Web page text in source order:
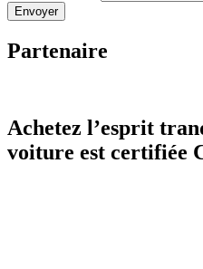
Partenaire
Achetez l’esprit
voiture est certifiée